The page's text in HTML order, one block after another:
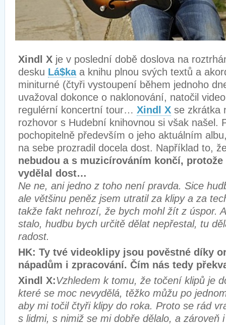
Xindl X je v poslední době doslova na
desku Lá$kaa knihu plnou svých textů a
miniturné (čtyři vystoupení během jednoho
uvažoval dokonce o naklonování, natočil
regulérní koncertní tour… Xindl X se zkrátka
rozhovor s Hudební knihovnou si však našel.
pochopitelně především o jeho aktuálním
na sebe prozradil docela dost. Například to,
nebudou a s muzicírováním končí,
vydělal dost…
Ne ne, ani jedno z toho není pravda. Sice
ale většinu peněz jsem utratil za klipy a za
takže fakt nehrozí, že bych mohl žít z úspor.
stalo, hudbu bych určitě dělat nepřestal, tu
radost.
HK: Ty tvé videoklipy jsou pověstné díky
nápadům i zpracování. Čím nás tedy
Xindl X:Vzhledem k tomu, že točení klipů je
které se moc nevydělá, těžko můžu po
aby mi točil čtyři klipy do roka. Proto se rád
s lidmi, s nimiž se mi dobře dělalo, a zároveň